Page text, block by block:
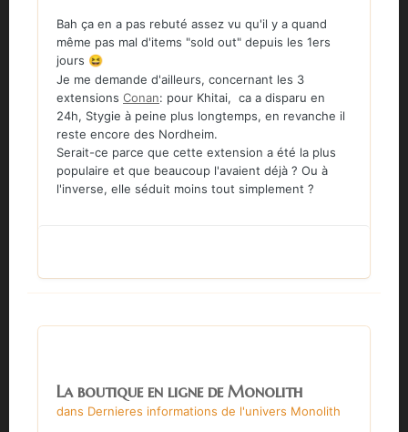
Bah ça en a pas rebuté assez vu qu'il y a quand
même pas mal d'items "sold out" depuis les 1ers
jours 😆
Je me demande d'ailleurs, concernant les 3
extensions Conan: pour Khitai, ca a disparu en
24h, Stygie à peine plus longtemps, en revanche il
reste encore des Nordheim.
Serait-ce parce que cette extension a été la plus
populaire et que beaucoup l'avaient déjà ? Ou à
l'inverse, elle séduit moins tout simplement ?
La boutique en ligne de Monolith
dans Dernieres informations de l'univers Monolith